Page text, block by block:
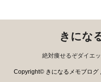
きにな
絶対痩せるぞダイエ
Copyright© きになるメモブロ